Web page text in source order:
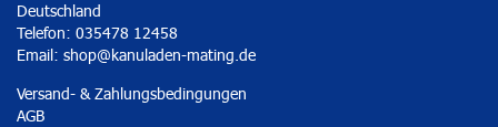
Deutschland
Telefon: 035478 12458
Email: shop@kanuladen-mating.de
Versand- & Zahlungsbedingungen
AGB